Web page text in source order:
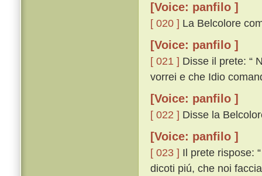
[Voice: panfilo ]
[ 020 ] La Belcolore
[Voice: panfilo ]
[ 021 ] Disse il prete: “
vorrei e che Idio
[Voice: panfilo ]
[ 022 ] Disse la
[Voice: panfilo ]
[ 023 ] Il prete rispose:
dicoti piú, che noi